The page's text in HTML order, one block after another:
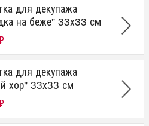
для декупажа
на беже" 33х33 см
для декупажа
хор" 33х33 см